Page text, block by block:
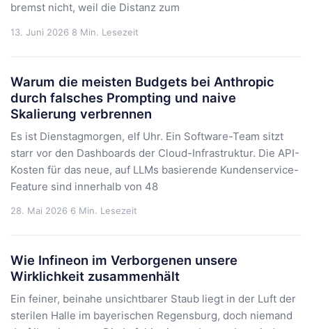
bremst nicht, weil die Distanz zum
13. Juni 2026 8 Min. Lesezeit
Warum die meisten Budgets bei Anthropic
durch falsches Prompting und naive
Skalierung verbrennen
Es ist Dienstagmorgen, elf Uhr. Ein Software-Team sitzt
starr vor den Dashboards der Cloud-Infrastruktur. Die API-
Kosten für das neue, auf LLMs basierende Kundenservice-
Feature sind innerhalb von 48
28. Mai 2026 6 Min. Lesezeit
Wie Infineon im Verborgenen unsere
Wirklichkeit zusammenhält
Ein feiner, beinahe unsichtbarer Staub liegt in der Luft der
sterilen Halle im bayerischen Regensburg, doch niemand